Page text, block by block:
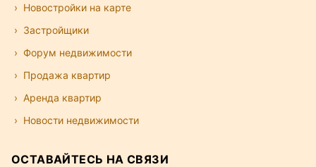
Новостройки на карте
Застройщики
Форум недвижимости
Продажа квартир
Аренда квартир
Новости недвижимости
ОСТАВАЙТЕСЬ НА СВЯЗИ